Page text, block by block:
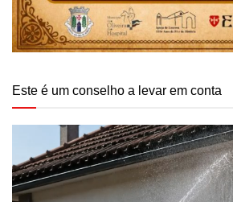
Este é um conselho a levar em conta